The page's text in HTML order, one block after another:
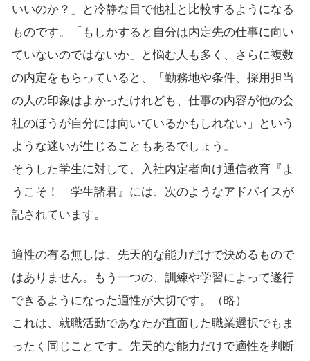
いいのか？」と冷静な目で他社と比較するようになる
ものです。「もしかすると自分は内定先の仕事に向い
ていないのではないか」と悩む人も多く、さらに複数
の内定をもらっていると、「勤務地や条件、採用担当
の人の印象はよかったけれども、仕事の内容が他の会
社のほうが自分には向いているかもしれない」という
ような迷いが生じることもあるでしょう。
そうした学生に対して、入社内定者向け通信教育『よ
うこそ！ 学生諸君』には、次のようなアドバイスが
記されています。
適性の有る無しは、先天的な能力だけで決めるもので
はありません。もう一つの、訓練や学習によって遂行
できるようになった適性が大切です。（略）
これは、就職活動であなたが直面した職業選択でもま
ったく同じことです。先天的な能力だけで適性を判断